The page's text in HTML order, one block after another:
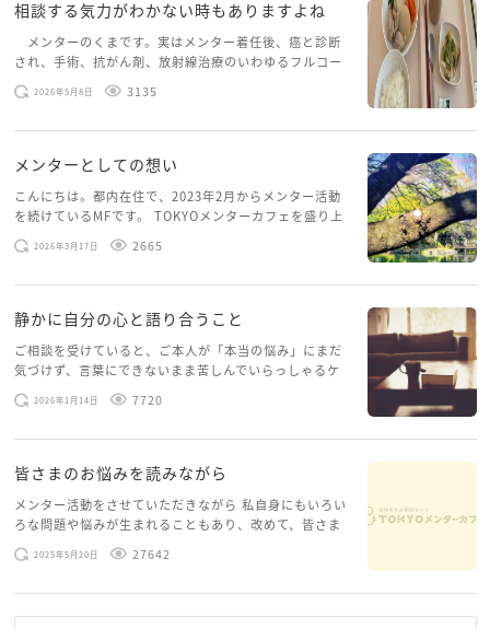
相談する気力がわかない時もありますよね
メンターのくまです。実はメンター着任後、癌と診断
され、手術、抗がん剤、放射線治療のいわゆるフルコー
スを体験していて、しばらくメンターカフェに来られて
いませんでした。体力だけでなく、気力も落ちパソコン
2026年5月8日 3135
メンターとしての想い
こんにちは。都内在住で、2023年2月からメンター活動
を続けているMFです。 TOKYOメンターカフェを盛り上
げたいという想いから、勇気を出して初めてブログを投
稿してみようと思います。少し自分のことを書いてみま
2026年3月17日 2665
静かに自分の心と語り合うこと
ご相談を受けていると、ご本人が「本当の悩み」にまだ
気づけず、言葉にできないまま苦しんでいらっしゃるケ
ースがありますお悩みというのは、心の深いところ（深
層心理）に触れることで、まったく違う角度から解決の
2026年1月14日 7720
皆さまのお悩みを読みながら
メンター活動をさせていただきながら 私自身にもいろい
ろな問題や悩みが生まれることもあり、改めて、皆さま
のお悩みを読みながら 「みんな、もがいてる。わたし
だけじゃないんだな」と、逆に励まされるような日々で
2025年5月20日 27642